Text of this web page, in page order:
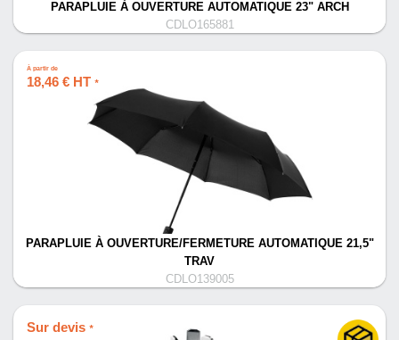
PARAPLUIE À OUVERTURE AUTOMATIQUE 23" ARCH
CDLO165881
À partir de
18,46 € HT *
PARAPLUIE À OUVERTURE/FERMETURE AUTOMATIQUE 21,5"
TRAV
CDLO139005
Sur devis *